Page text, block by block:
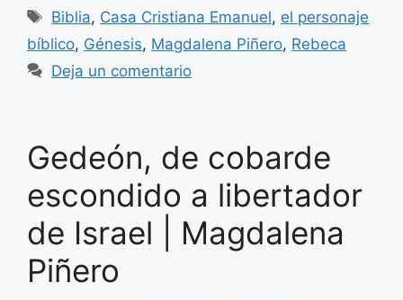
Etiquetas
Biblia, Casa Cristiana Emanuel, el personaje
bíblico, Génesis, Magdalena Piñero, Rebeca
Deja un comentario
Gedeón, de cobarde
escondido a libertador
de Israel | Magdalena
Piñero